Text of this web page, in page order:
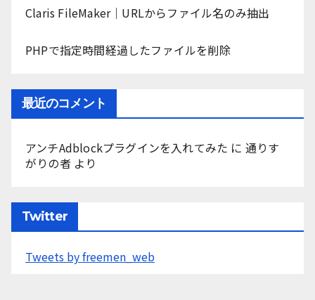
Claris FileMaker｜URLからファイル名のみ抽出
PHPで指定時間経過したファイルを削除
最近のコメント
アンチAdblockプラグインを入れてみた に 通りす
がりの者 より
Twitter
Tweets by freemen_web